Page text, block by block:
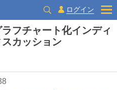
ログイン
フチャート化インディ
カッション